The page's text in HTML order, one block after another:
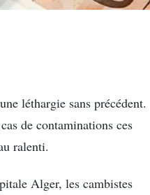
léthargie sans précédent.
de contaminations ces
ralenti.
Alger, les cambistes